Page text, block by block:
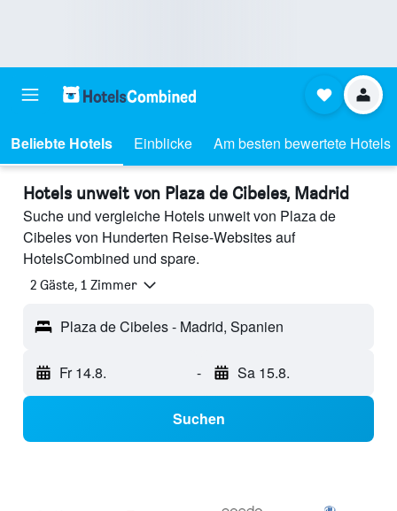
Beliebte Hotels Einblicke Am besten bewertete Hotels
Hotels unweit von Plaza de Cibeles, Madrid
Suche und vergleiche Hotels unweit von Plaza de
Cibeles von Hunderten Reise-Websites auf
HotelsCombined und spare.
2 Gäste, 1 Zimmer
Plaza de Cibeles - Madrid, Spanien
Fr 14.8. - Sa 15.8.
Suchen